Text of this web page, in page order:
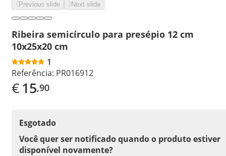
Previous slide Next slide
Ribeira semicírculo para presépio 12 cm
10x25x20 cm
1
Referência: PR016912
€15,90
Esgotado
Você quer ser notificado quando o produto estiver
disponível novamente?